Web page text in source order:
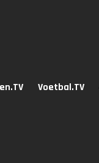
Voetbal.TV